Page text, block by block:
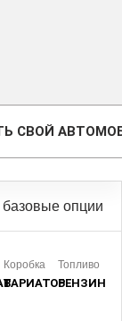
СВОЙ
базовые опции
Коробка
ВАРИАТОР
Топливо
БЕНЗИН